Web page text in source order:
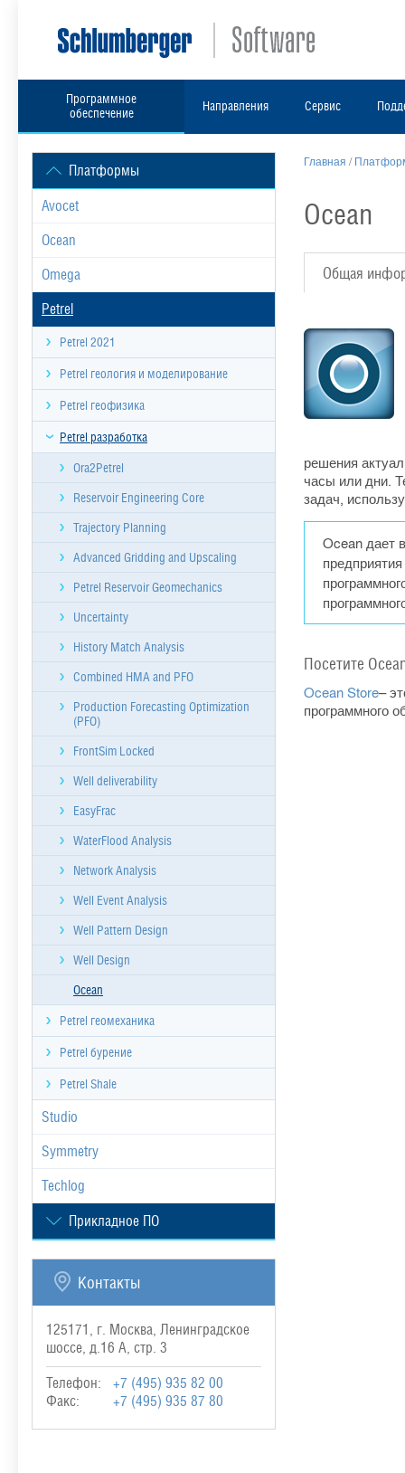
Программное
обеспечение
Направления Сервис
Платформы
Avocet
Ocean
Omega
Petrel
Petrel 2021
Petrel геология и моделирование
Petrel геофизика
Petrel разработка
Ora2Petrel
Reservoir Engineering Core
Trajectory Planning
Advanced Gridding and Upscaling
Petrel Reservoir Geomechanics
Uncertainty
History Match Analysis
Combined HMA and PFO
Production Forecasting Optimization
(PFO)
FrontSim Locked
Well deliverability
EasyFrac
WaterFlood Analysis
Network Analysis
Well Event Analysis
Well Pattern Design
Well Design
Ocean
Petrel геомеханика
Petrel бурение
Petrel Shale
Studio
Symmetry
Techlog
Прикладное ПО
Контакты
125171, г. Москва, Ленинградское
шоссе, д.16 А, стр. 3
Телефон:
+7 (495) 935 82 00
Факс:
+7 (495) 935 87 80
Главная /
Ocean
Общая
решения
часы или дни.
задач,
Ocean дает
Посетите
Ocean Store–
программного